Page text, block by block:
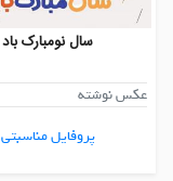
سال نومبارک باد
عکس نوشته
پروفایل مناسبتی